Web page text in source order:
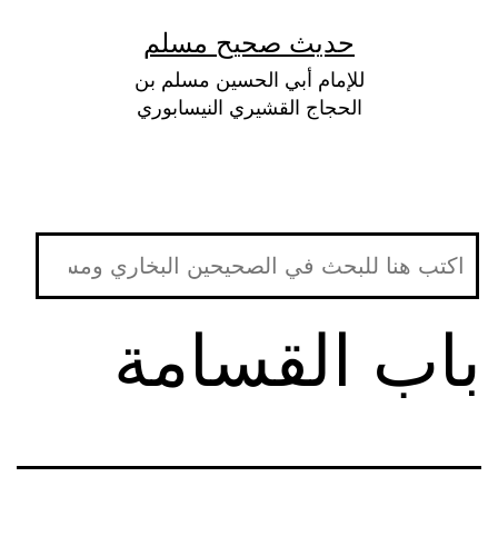
حديث صحيح مسلم
للإمام أبي الحسين مسلم بن
الحجاج القشيري النيسابوري
باب القسامة